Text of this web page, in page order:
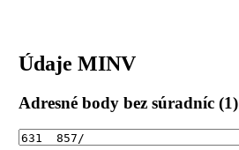
Údaje MINV
Adresné body bez súradníc (1)